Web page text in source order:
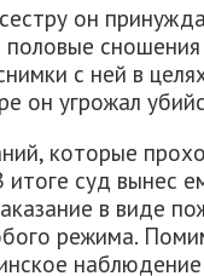
он
половые
с ней в
он угрожал
которые
суд вынес
в виде
режима.